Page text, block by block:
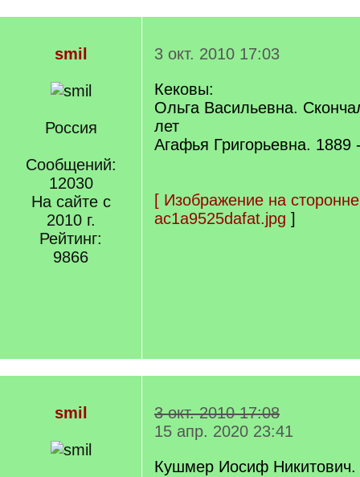
smil
Россия
Сообщений:
12030
На сайте с
2010 г.
Рейтинг:
9866
3 окт. 2010 17:03
Кековы:
Ольга Васильевна.
лет
Агафья Григорьевна. 1889
[ Изображение на
ac1a9525dafat.jpg ]
smil
3 окт. 2010 17:08
15 апр. 2020 23:41
Кушмер Иосиф Никитович.